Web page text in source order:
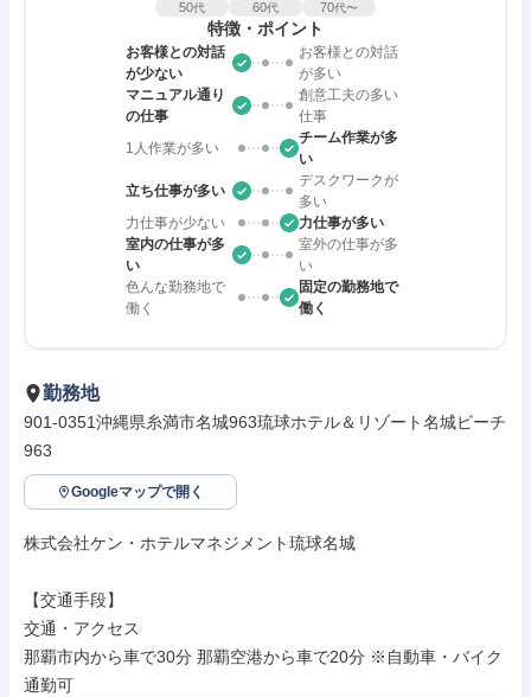
50代 60代 70代〜
特徴・ポイント
お客様との対話
が少ない
お客様との対話
が多い
マニュアル通り
の仕事
創意工夫の多い
仕事
1人作業が多い
チーム作業が多
い
立ち仕事が多い
デスクワークが
多い
力仕事が少ない
力仕事が多い
室内の仕事が多
い
室外の仕事が多
い
色んな勤務地で
働く
固定の勤務地で
働く
勤務地
901-0351沖縄県糸満市名城963琉球ホテル＆リゾート名城ビーチ
963
Googleマップで開く
株式会社ケン・ホテルマネジメント琉球名城
【交通手段】
交通・アクセス
那覇市内から車で30分 那覇空港から車で20分 ※自動車・バイク
通勤可